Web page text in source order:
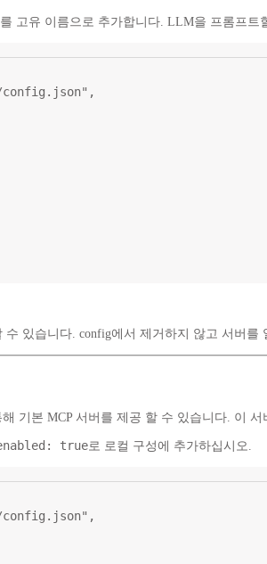
고유 이름으로 추가합니다. LLM을 프롬프트
,
수 있습니다. config에서 제거하지 않고 서버
기본 MCP 서버를 제공 할 수 있습니다. 이
true로 로컬 구성에 추가하십시오.
,